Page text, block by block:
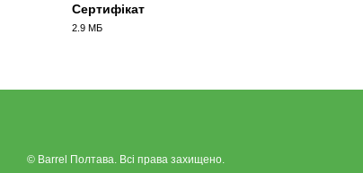
Сертифікат
2.9 МБ
© Barrel Полтава. Всі права захищено.